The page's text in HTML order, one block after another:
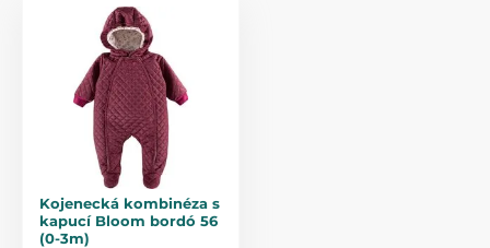
Kojenecká kombinéza s
kapucí Bloom bordó 56
(0-3m)